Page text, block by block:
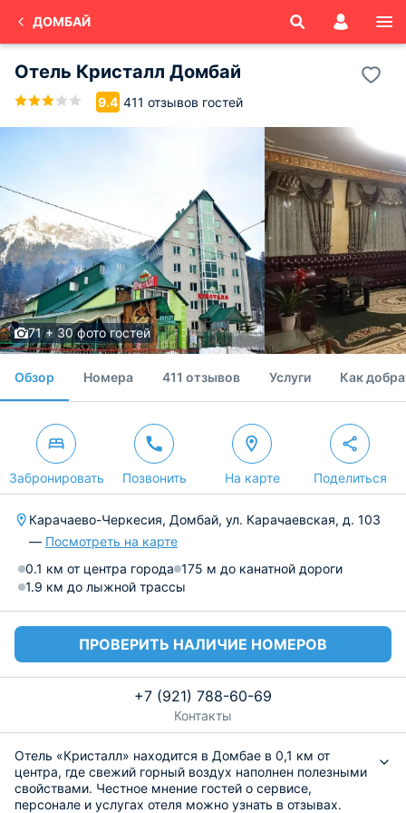
ДОМБАЙ
Отель Кристалл Домбай
9.4 411 отзывов гостей
71 + 30 фото гостей
Обзор Номера 411 отзывов Услуги Как
Забронировать Позвонить На карте Поделиться
Карачаево-Черкесия, Домбай, ул. Карачаевская, д. 103
— Посмотреть на карте
0.1 км от центра города 175 м до канатной дороги
1.9 км до лыжной трассы
ПРОВЕРИТЬ НАЛИЧИЕ НОМЕРОВ
+7 (921) 788-60-69
Контакты
Отель «Кристалл» находится в Домбае в 0,1 км от
центра, где свежий горный воздух наполнен полезными
свойствами. Честное мнение гостей о сервисе,
персонале и услугах отеля можно узнать в отзывах.